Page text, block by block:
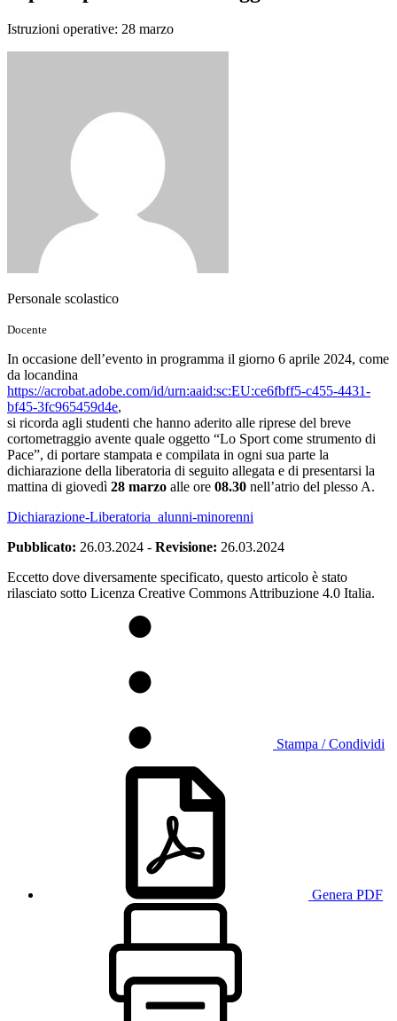
Istruzioni operative: 28 marzo
Personale scolastico
Docente
In occasione dell’evento in programma il giorno 6 aprile 2024, come
da locandina
https://acrobat.adobe.com/id/urn:aaid:sc:EU:ce6fbff5-c455-4431-
bf45-3fc965459d4e,
si ricorda agli studenti che hanno aderito alle riprese del breve
cortometraggio avente quale oggetto “Lo Sport come strumento di
Pace”, di portare stampata e compilata in ogni sua parte la
dichiarazione della liberatoria di seguito allegata e di presentarsi la
mattina di giovedì 28 marzo alle ore 08.30 nell’atrio del plesso A.
Dichiarazione-Liberatoria_alunni-minorenni
Pubblicato: 26.03.2024 - Revisione: 26.03.2024
Eccetto dove diversamente specificato, questo articolo è stato
rilasciato sotto Licenza Creative Commons Attribuzione 4.0 Italia.
Stampa / Condividi
Genera PDF